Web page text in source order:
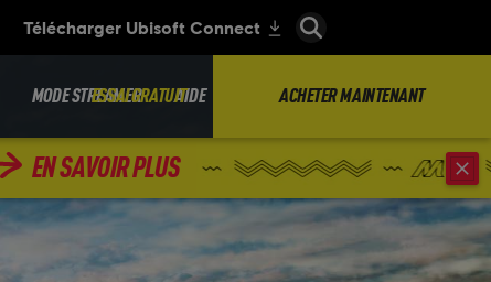
EN SAVOIR PLUS
MODE STREAMER AIDE
ESSAI GRATUIT ACHETER MAINTENANT